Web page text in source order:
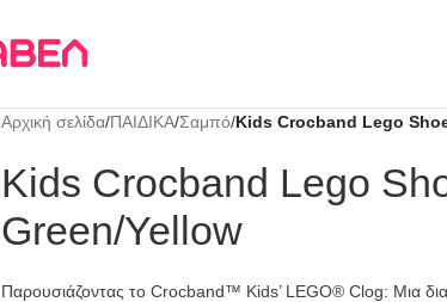
Αρχική σελίδα/ΠΑΙΔΙΚΑ/Σαμπό/Kids Crocband Lego
Kids Crocband Lego
Green/Yellow
Παρουσιάζοντας το Crocband™ Kids’ LEGO® Clog: Μια